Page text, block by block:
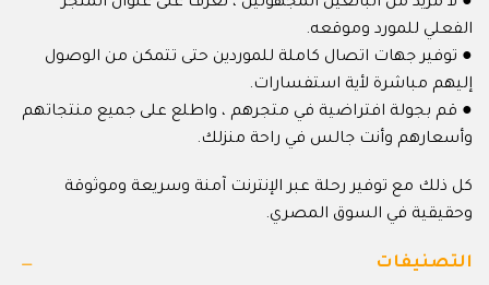
الفعلي للمورد وموقعه.
● توفير جهات اتصال كاملة للموردين حتى تتمكن من الوصول
إليهم مباشرة لأية استفسارات.
● قم بجولة افتراضية في متجرهم ، واطلع على جميع منتجاتهم
وأسعارهم وأنت جالس في راحة منزلك.
كل ذلك مع توفير رحلة عبر الإنترنت آمنة وسريعة وموثوقة
وحقيقية في السوق المصري.
التصنيفات